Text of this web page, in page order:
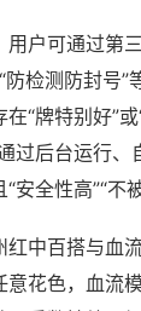
用户可通过第
防检测防封号”
“牌特别好”
过后台运行、
全性高”“不被
中百搭与血
意花色，血流